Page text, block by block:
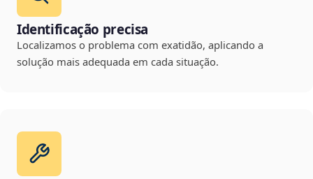
Identificação precisa
Localizamos o problema com exatidão, aplicando a
solução mais adequada em cada situação.